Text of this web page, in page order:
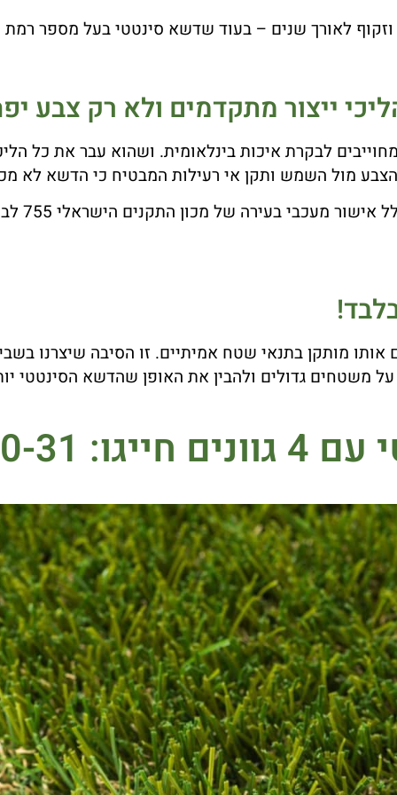
לאורך שנים – בעוד שדשא סינטטי בעל מספר רמת
ייצור מתקדמים ולא רק צבע
לבקרת איכות בינלאומית. ושהוא עבר את כל
לדשא
מותקן בתנאי שטח אמיתיים. זו הסיבה שיצרנו
משטחים גדולים ולהבין את האופן שהדשא הסינטטי
31